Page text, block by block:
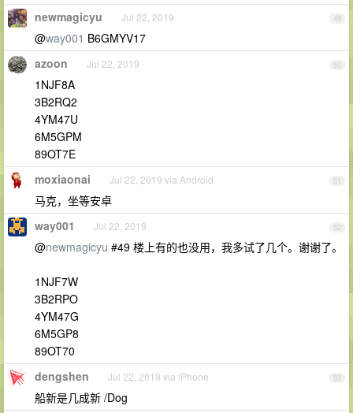
49
newmagicyu Jul 22, 2019
@way001 B6GMYV17
50
azoon Jul 22, 2019
1NJF8A
3B2RQ2
4YM47U
6M5GPM
89OT7E
51
moxiaonai Jul 22, 2019 via Android
马克，坐等安卓
52
way001 Jul 22, 2019
@newmagicyu #49 楼上有的也没用，我多试了几个。谢谢了。
1NJF7W
3B2RPO
4YM47G
6M5GP8
89OT70
53
dengshen Jul 22, 2019 via iPhone
船新是几成新 /Dog